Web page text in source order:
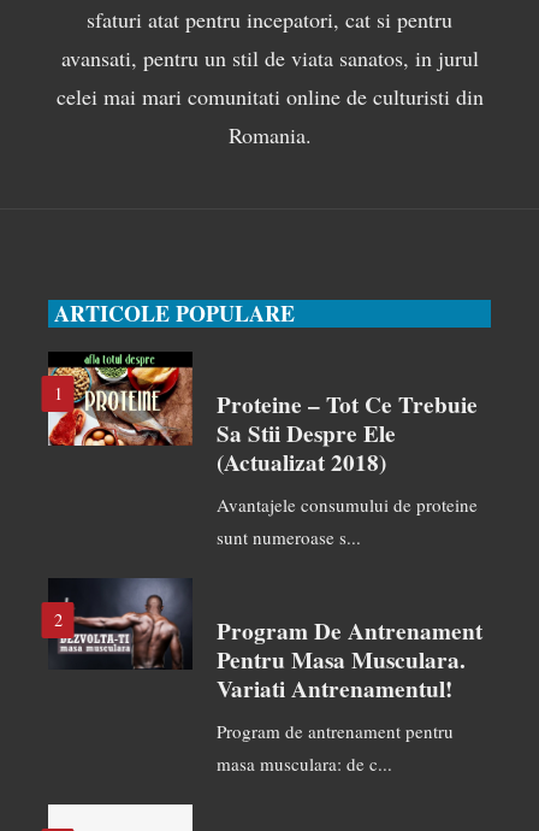
sfaturi atat pentru incepatori, cat si pentru
avansati, pentru un stil de viata sanatos, in jurul
celei mai mari comunitati online de culturisti din
Romania.
ARTICOLE POPULARE
1
Proteine – Tot Ce Trebuie
Sa Stii Despre Ele
(actualizat 2018)
Avantajele consumului de proteine
sunt numeroase s...
2
Program De Antrenament
Pentru Masa Musculara.
Variati Antrenamentul!
Program de antrenament pentru
masa musculara: de c...